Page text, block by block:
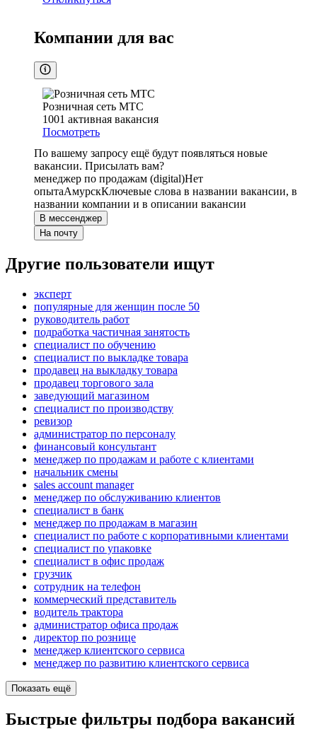
Компании для вас
Розничная сеть МТС
1001 активная вакансия
Посмотреть
По вашему запросу ещё будут появляться новые
вакансии. Присылать вам?
менеджер по продажам (digital)Нет
опытаАмурскКлючевые слова в названии вакансии, в
названии компании и в описании вакансии
В мессенджер
На почту
Другие пользователи ищут
эксперт
популярные для женщин после 50
руководитель работ
подработка частичная занятость
специалист по обучению
специалист по выкладке товара
продавец на выкладку товара
продавец торгового зала
заведующий магазином
специалист по производству
ревизор
администратор по персоналу
финансовый консультант
менеджер по продажам и работе с клиентами
начальник смены
sales account manager
менеджер по обслуживанию клиентов
специалист в банк
менеджер по продажам в магазин
специалист по работе с корпоративными клиентами
специалист по упаковке
специалист в офис продаж
грузчик
сотрудник на телефон
коммерческий представитель
водитель трактора
администратор офиса продаж
директор по рознице
менеджер клиентского сервиса
менеджер по развитию клиентского сервиса
Показать ещё
Быстрые фильтры подбора вакансий